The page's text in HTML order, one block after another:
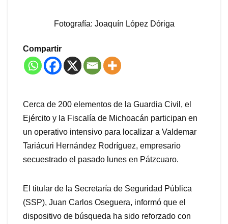
Fotografía: Joaquín López Dóriga
Compartir
Cerca de 200 elementos de la Guardia Civil, el
Ejército y la Fiscalía de Michoacán participan en
un operativo intensivo para localizar a Valdemar
Tariácuri Hernández Rodríguez, empresario
secuestrado el pasado lunes en Pátzcuaro.
El titular de la Secretaría de Seguridad Pública
(SSP), Juan Carlos Oseguera, informó que el
dispositivo de búsqueda ha sido reforzado con